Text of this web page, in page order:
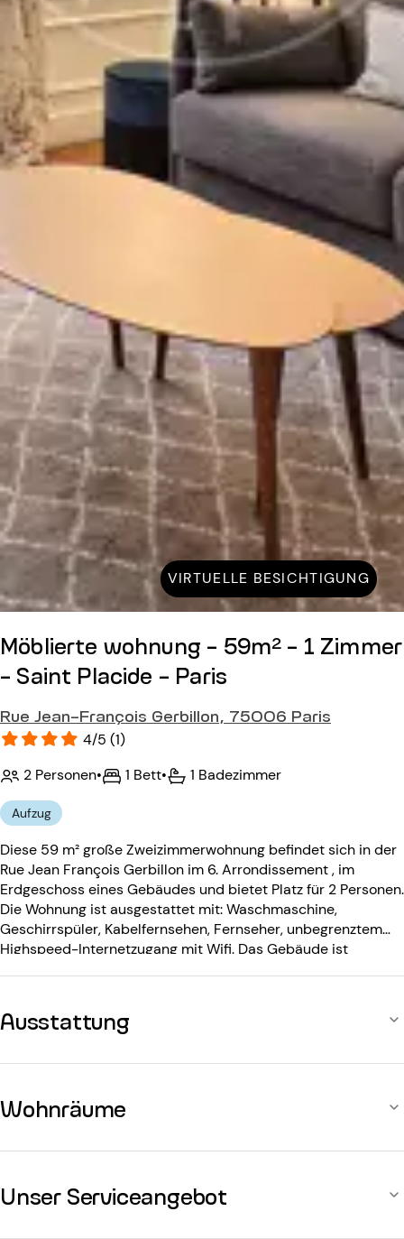
VIRTUELLE BESICHTIGUNG
Möblierte wohnung - 59m² - 1 Zimmer
- Saint Placide - Paris
Rue Jean-François Gerbillon, 75006 Paris
4/5 (1)
2 Personen• 1 Bett• 1 Badezimmer
Aufzug
Diese 59 m² große Zweizimmerwohnung befindet sich in der
Rue Jean François Gerbillon im 6. Arrondissement , im
Erdgeschoss eines Gebäudes und bietet Platz für 2 Personen.
Die Wohnung ist ausgestattet mit: Waschmaschine,
Geschirrspüler, Kabelfernsehen, Fernseher, unbegrenztem
Highspeed-Internetzugang mit Wifi. Das Gebäude ist
Ausstattung
Wohnräume
Unser Serviceangebot